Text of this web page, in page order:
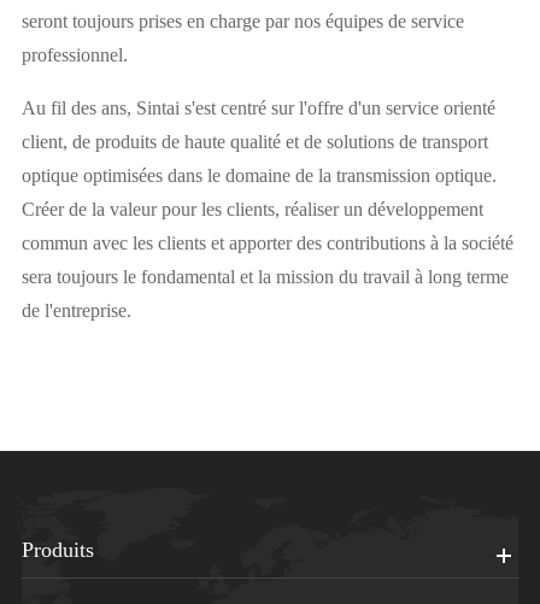
seront toujours prises en charge par nos équipes de service
professionnel.
Au fil des ans, Sintai s'est centré sur l'offre d'un service orienté
client, de produits de haute qualité et de solutions de transport
optique optimisées dans le domaine de la transmission optique.
Créer de la valeur pour les clients, réaliser un développement
commun avec les clients et apporter des contributions à la société
sera toujours le fondamental et la mission du travail à long terme
de l'entreprise.
Produits